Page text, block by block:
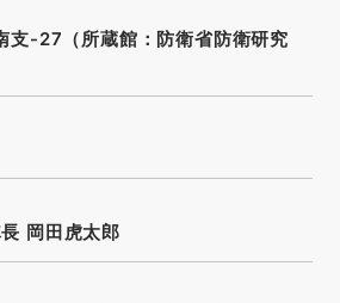
支-27（所蔵館：防衛省防衛研究
岡田虎太郎